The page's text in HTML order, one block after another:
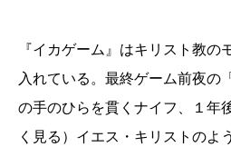
『イカゲーム』はキリスト教の
入れている。最終ゲーム前夜の
の手のひらを貫くナイフ、１年
く見る）イエス・キリストのよ